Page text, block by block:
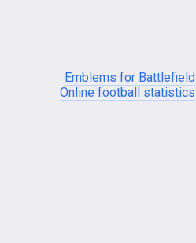
Emblems for Battlefield
Online football statistics